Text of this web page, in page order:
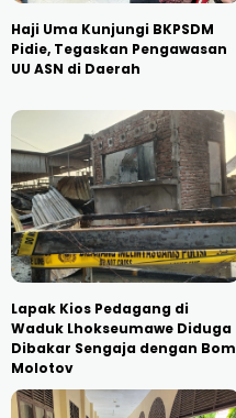
Haji Uma Kunjungi BKPSDM
Pidie, Tegaskan Pengawasan
UU ASN di Daerah
Lapak Kios Pedagang di
Waduk Lhokseumawe Diduga
Dibakar Sengaja dengan Bom
Molotov